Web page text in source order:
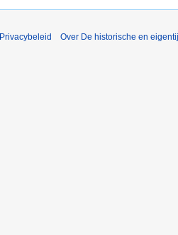
Privacybeleid Over De historische en